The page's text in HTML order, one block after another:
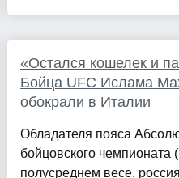
«Остался кошелек и
Бойца UFC Ислама
обокрали в Италии
Обладателя пояса
бойцовского чемпионата
полусреднем весе,